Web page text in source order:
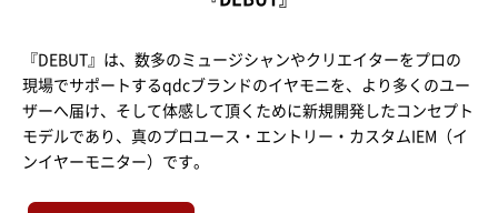
『DEBUT』は、数多のミュージシャンやクリエイターをプロの
現場でサポートするqdcブランドのイヤモニを、より多くのユー
ザーへ届け、そして体感して頂くために新規開発したコンセプト
モデルであり、真のプロユース・エントリー・カスタムIEM（イ
ンイヤーモニター）です。